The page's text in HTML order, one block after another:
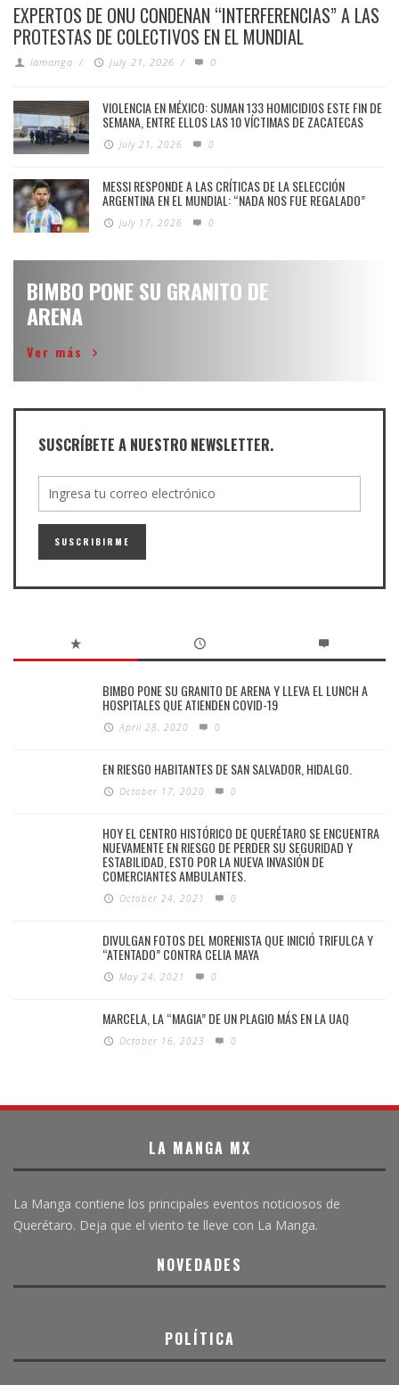
EXPERTOS DE ONU CONDENAN “INTERFERENCIAS” A LAS
PROTESTAS DE COLECTIVOS EN EL MUNDIAL
lamanga / July 21, 2026 / 0
VIOLENCIA EN MÉXICO: SUMAN 133 HOMICIDIOS ESTE FIN DE
SEMANA, ENTRE ELLOS LAS 10 VÍCTIMAS DE ZACATECAS
July 21, 2026 0
MESSI RESPONDE A LAS CRÍTICAS DE LA SELECCIÓN
ARGENTINA EN EL MUNDIAL: “NADA NOS FUE REGALADO”
July 17, 2026 0
BIMBO PONE SU GRANITO DE
ARENA
Ver más
SUSCRÍBETE A NUESTRO NEWSLETTER.
BIMBO PONE SU GRANITO DE ARENA Y LLEVA EL LUNCH A
HOSPITALES QUE ATIENDEN COVID-19
April 28, 2020 0
EN RIESGO HABITANTES DE SAN SALVADOR, HIDALGO.
October 17, 2020 0
HOY EL CENTRO HISTÓRICO DE QUERÉTARO SE ENCUENTRA
NUEVAMENTE EN RIESGO DE PERDER SU SEGURIDAD Y
ESTABILIDAD, ESTO POR LA NUEVA INVASIÓN DE
COMERCIANTES AMBULANTES.
October 24, 2021 0
DIVULGAN FOTOS DEL MORENISTA QUE INICIÓ TRIFULCA Y
“ATENTADO” CONTRA CELIA MAYA
May 24, 2021 0
MARCELA, LA “MAGIA” DE UN PLAGIO MÁS EN LA UAQ
October 16, 2023 0
LA MANGA MX
La Manga contiene los principales eventos noticiosos de
Querétaro. Deja que el viento te lleve con La Manga.
NOVEDADES
POLÍTICA